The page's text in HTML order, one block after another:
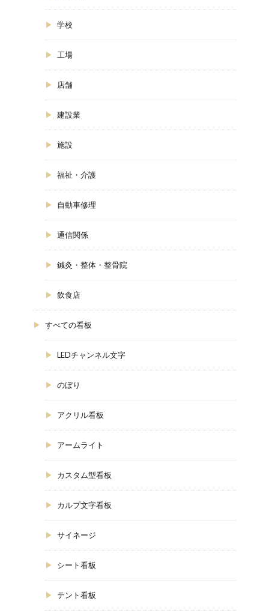
学校
工場
店舗
建設業
施設
福祉・介護
自動車修理
通信関係
鍼灸・整体・整骨院
飲食店
すべての看板
LEDチャンネル文字
のぼり
アクリル看板
アームライト
カスタム型看板
カルプ文字看板
サイネージ
シート看板
テント看板